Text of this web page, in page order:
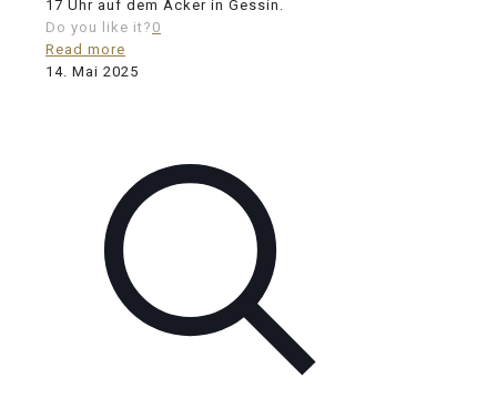
17 Uhr auf dem Acker in Gessin.
Do you like it? 0
Read more
14. Mai 2025